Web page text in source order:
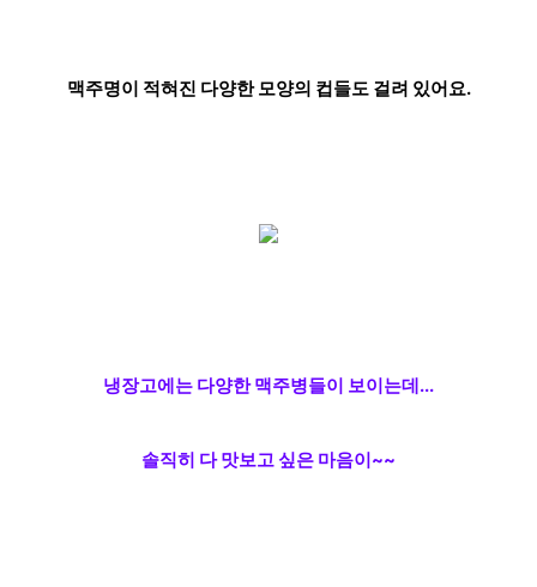
맥주명이 적혀진 다양한 모양의 컵들도걸려 있어요.
냉장고에는 다양한 맥주병들이 보이는데...
솔직히 다 맛보고 싶은 마음이~~